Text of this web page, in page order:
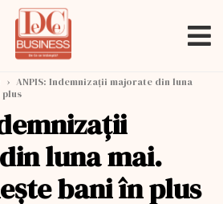
› ANPIS: Indemnizaţii majorate din luna
plus
luna mai.
bani în plus